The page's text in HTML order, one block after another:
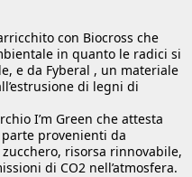
con Biocross che
in quanto le radici si
e da Fyberal , un materiale
di legni di
I’m Green che attesta
provenienti da
risorsa rinnovabile,
di CO2 nell’atmosfera.